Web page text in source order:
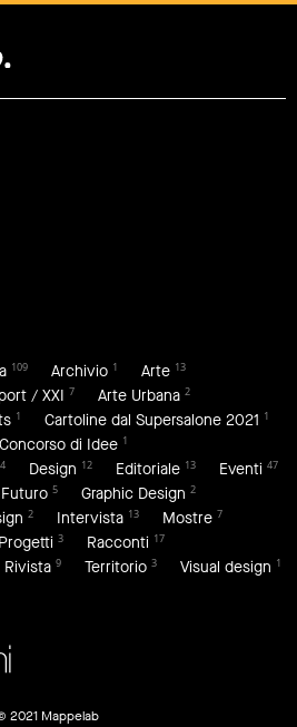
109 Archivio 1 Arte 13
/ XXI 7 Arte Urbana 2
1 Cartoline dal Supersalone 2021 1
Concorso di Idee 1
4 Design 12 Editoriale 13 Eventi 47
Futuro 5 Graphic Design 2
2 Intervista 13 Mostre 7
Progetti 3 Racconti 17
Rivista 9 Territorio 3 Visual design 1
2021 Mappelab